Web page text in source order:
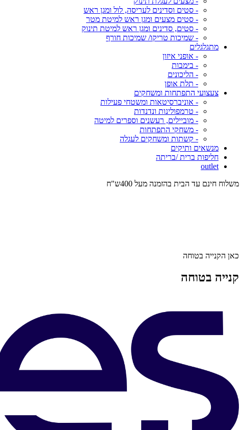
- סטים וסדינים לעריסה, לול ומגן ראש
- סטים מצעים ומגן ראש למיטת מטר
- סטים, סדינים ומגן ראש למיטת תינוק
- שמיכות טריקו/ שמיכות חורף
מתגלגלים
- אופני איזון
- בימבות
- הליכונים
- תלת אופן
צעצועי התפתחות ומשחקים
- אוניברסיטאות ומשטחי פעילות
- טרמפולינות ונדנדות
- מוביילים, רעשנים וספרים למיטה
- משחקי התפתחות
- קשתות ומשחקים לעגלה
מנשאים ותיקים
חליפות ברית /בריתה
outlet
משלוח חינם עד הבית בהזמנה מעל 400ש"ח
כאן הקנייה בטוחה
קנייה בטוחה